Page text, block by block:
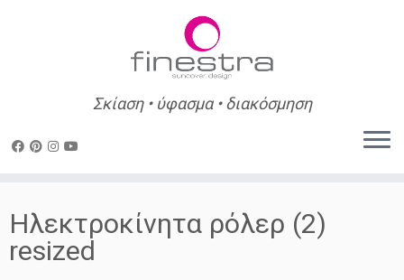
content
Σκίαση • ύφασμα • διακόσμηση
Ηλεκτροκίνητα ρόλερ (2)
resized